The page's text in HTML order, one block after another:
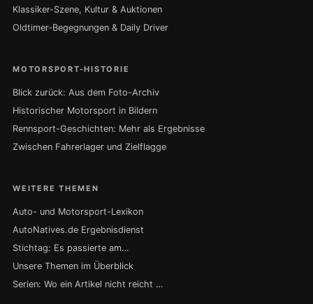
Klassiker-Szene, Kultur & Auktionen
Oldtimer-Begegnungen & Daily Driver
MOTORSPORT-HISTORIE
Blick zurück: Aus dem Foto-Archiv
Historischer Motorsport in Bildern
Rennsport-Geschichten: Mehr als Ergebnisse
Zwischen Fahrerlager und Zielflagge
WEITERE THEMEN
Auto- und Motorsport-Lexikon
AutoNatives.de Ergebnisdienst
Stichtag: Es passierte am…
Unsere Themen im Überblick
Serien: Wo ein Artikel nicht reicht …